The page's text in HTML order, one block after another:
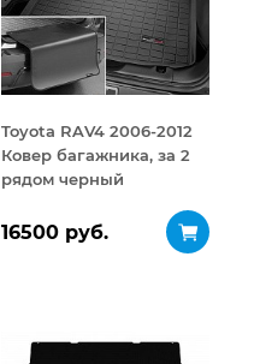
Toyota RAV4 2006-2012
Ковер багажника, за 2
рядом черный
16500 руб.